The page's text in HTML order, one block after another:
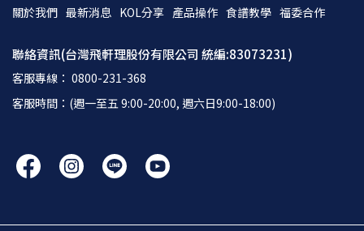
關於我們 最新消息 KOL分享 產品操作 食譜教學 福委合作
聯絡資訊(台灣飛軒理股份有限公司 統編:83073231)
客服專線： 0800-231-368
客服時間：(週一至五 9:00-20:00, 週六日9:00-18:00)